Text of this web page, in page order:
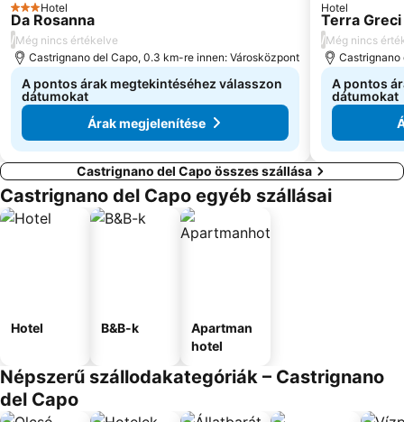
3 Kategória
Hotel
Da Rosanna
/Még nincs értékelve
Castrignano del Capo, 0.3 km-re innen: Városközpont
A pontos árak megtekintéséhez válasszon
dátumokat
Árak megjelenítése
Hotel
Terra Greci
/Még nincs
Castrignano
A pontos
dátumokat
Castrignano del Capo összes szállása
Castrignano del Capo egyéb szállásai
Hotel B&B-k
Apartman
hotel
Népszerű szállodakategóriák – Castrignano
del Capo